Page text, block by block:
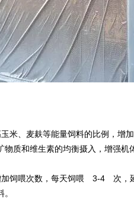
米、麦麸等能量饲料的比例，
物质和维生素的均衡摄入，增强机
饲喂次数，每天饲喂 3-4 次，